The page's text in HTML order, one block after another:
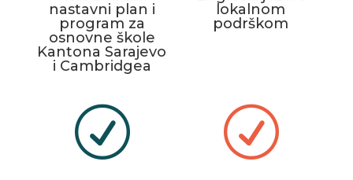
nastavni plan i
program za
osnovne škole
Kantona Sarajevo
i Cambridgea
lokalnom
podrškom
R R